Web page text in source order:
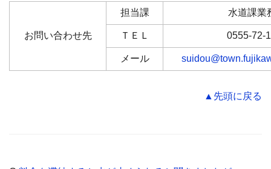
お問い合わせ先
担当課 水道課業
ＴＥＬ 0555-72-
メール
▲先頭に戻る